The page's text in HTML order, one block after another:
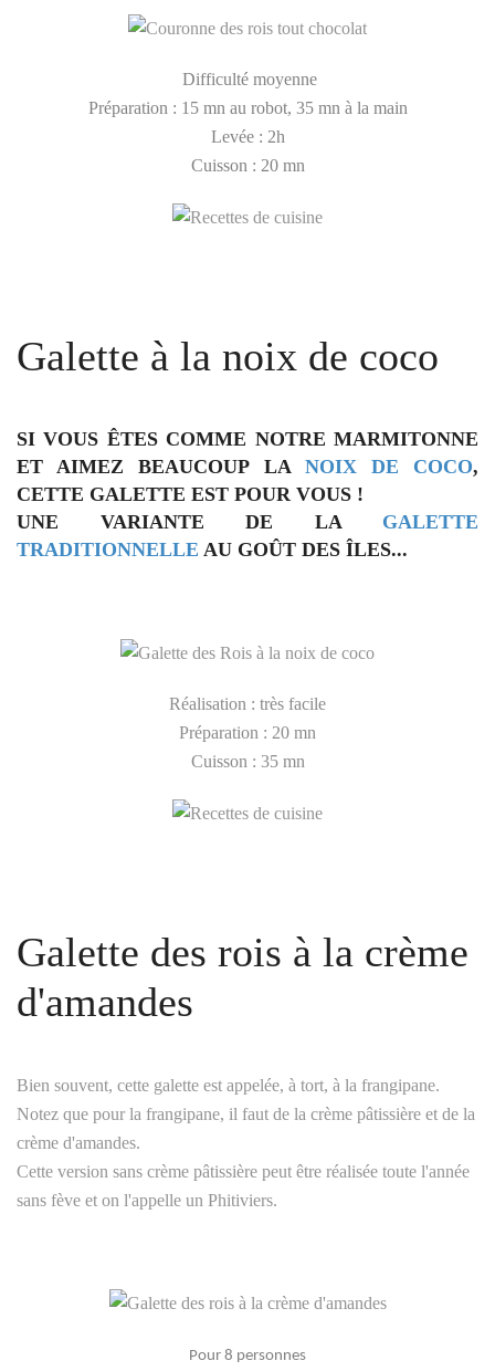
Difficulté moyenne
Préparation : 15 mn au robot, 35 mn à la main
Levée : 2h
Cuisson : 20 mn
Galette à la noix de coco
SI VOUS ÊTES COMME NOTRE MARMITONNE
ET AIMEZ BEAUCOUP LA NOIX DE COCO,
CETTE GALETTE EST POUR VOUS !
UNE VARIANTE DE LA GALETTE
TRADITIONNELLE AU GOÛT DES ÎLES...
Réalisation : très facile
Préparation : 20 mn
Cuisson : 35 mn
Galette des rois à la crème
d'amandes
Bien souvent, cette galette est appelée, à tort, à la frangipane.
Notez que pour la frangipane, il faut de la crème pâtissière et de la
crème d'amandes.
Cette version sans crème pâtissière peut être réalisée toute l'année
sans fève et on l'appelle un Phitiviers.
Pour 8 personnes